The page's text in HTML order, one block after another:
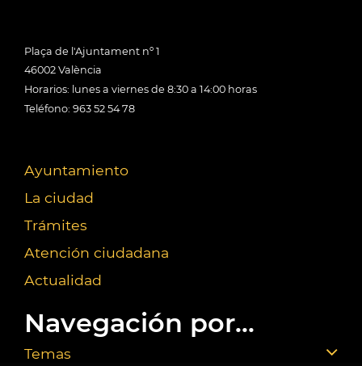
Plaça de l'Ajuntament nº 1
46002 València
Horarios: lunes a viernes de 8:30 a 14:00 horas
Teléfono: 963 52 54 78
Ayuntamiento
La ciudad
Trámites
Atención ciudadana
Actualidad
Navegación por...
Temas